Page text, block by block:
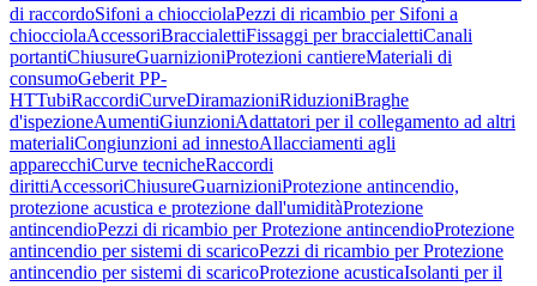
di raccordoSifoni a chiocciolaPezzi di ricambio per Sifoni a
chiocciolaAccessoriBraccialettiFissaggi per braccialettiCanali
portantiChiusureGuarnizioniProtezioni cantiereMateriali di
consumoGeberit PP-
HTTubiRaccordiCurveDiramazioniRiduzioniBraghe
d'ispezioneAumentiGiunzioniAdattatori per il collegamento ad altri
materialiCongiunzioni ad innestoAllacciamenti agli
apparecchiCurve tecnicheRaccordi
dirittiAccessoriChiusureGuarnizioniProtezione antincendio,
protezione acustica e protezione dall'umiditàProtezione
antincendioPezzi di ricambio per Protezione antincendioProtezione
antincendio per sistemi di scaricoPezzi di ricambio per Protezione
antincendio per sistemi di scaricoProtezione acusticaIsolanti per il